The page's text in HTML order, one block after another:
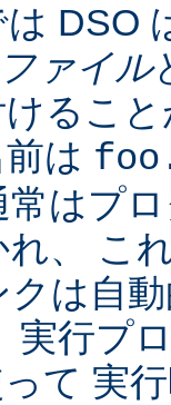
DSO
ァイル
るこ
は
はプ
、 こ
は自
実行プ
て 実